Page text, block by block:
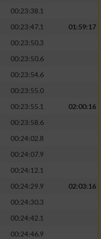
00:23:38.1
00:23:47.1
01:59:17
00:23:50.3
00:23:50.6
00:23:54.6
00:23:55.0
00:23:55.1
02:00:16
00:23:58.6
00:24:02.8
00:24:07.9
00:24:12.1
00:24:29.9
02:03:16
00:24:30.3
00:24:42.1
00:24:46.9